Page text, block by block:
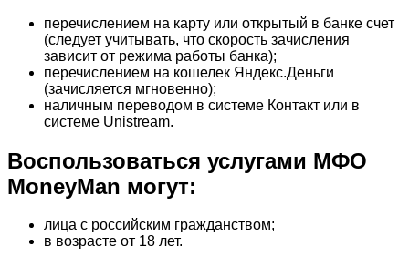
перечислением на карту или открытый в банке счет
(следует учитывать, что скорость зачисления
зависит от режима работы банка);
перечислением на кошелек Яндекс.Деньги
(зачисляется мгновенно);
наличным переводом в системе Контакт или в
системе Unistream.
Воспользоваться услугами МФО
MoneyMan могут:
лица с российским гражданством;
в возрасте от 18 лет.